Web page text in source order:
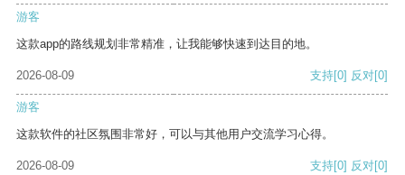
游客
这款app的路线规划非常精准，让我能够快速到达目的地。
2026-08-09 支持[0] 反对[0]
游客
这款软件的社区氛围非常好，可以与其他用户交流学习心得。
2026-08-09 支持[0] 反对[0]